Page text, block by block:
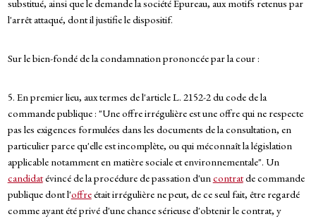
substitué, ainsi que le demande la société Epureau, aux motifs retenus par
l'arrêt attaqué, dont il justifie le dispositif.
Sur le bien-fondé de la condamnation prononcée par la cour :
5. En premier lieu, aux termes de l'article L. 2152-2 du code de la
commande publique : "Une offre irrégulière est une offre qui ne respecte
pas les exigences formulées dans les documents de la consultation, en
particulier parce qu'elle est incomplète, ou qui méconnaît la législation
applicable notamment en matière sociale et environnementale". Un
candidatévincé de la procédure de passation d'uncontratde commande
publique dont l'offreétait irrégulière ne peut, de ce seul fait, être regardé
comme ayant été privé d'une chance sérieuse d'obtenir le contrat, y